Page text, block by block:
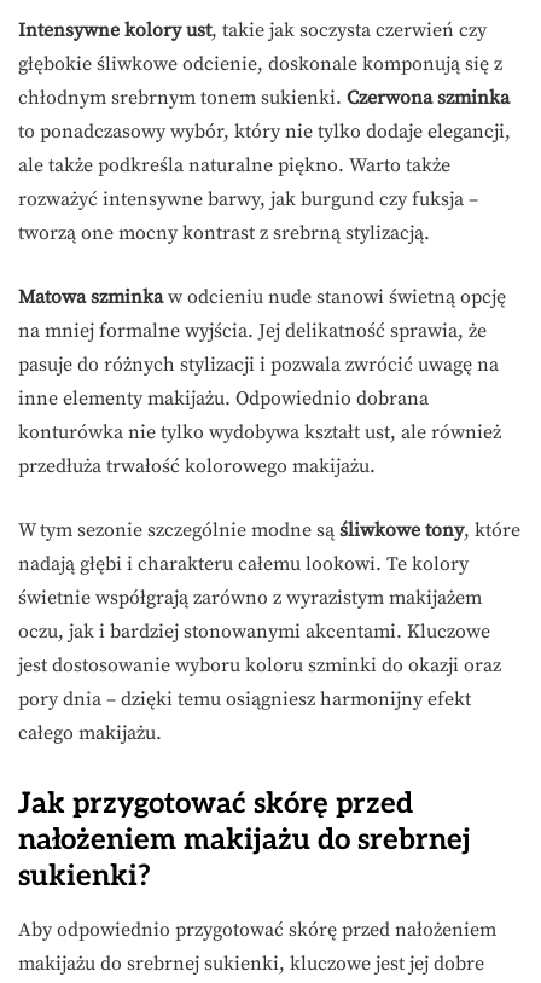
Intensywne kolory ust, takie jak soczysta czerwień czy
głębokie śliwkowe odcienie, doskonale komponują się z
chłodnym srebrnym tonem sukienki. Czerwona szminka
to ponadczasowy wybór, który nie tylko dodaje elegancji,
ale także podkreśla naturalne piękno. Warto także
rozważyć intensywne barwy, jak burgund czy fuksja –
tworzą one mocny kontrast z srebrną stylizacją.
Matowa szminkaw odcieniu nude stanowi świetną opcję
na mniej formalne wyjścia. Jej delikatność sprawia, że
pasuje do różnych stylizacji i pozwala zwrócić uwagę na
inne elementy makijażu. Odpowiednio dobrana
konturówka nie tylko wydobywa kształt ust, ale również
przedłuża trwałość kolorowego makijażu.
W tym sezonie szczególnie modne są śliwkowe tony, które
nadają głębi i charakteru całemu lookowi. Te kolory
świetnie współgrają zarówno z wyrazistym makijażem
oczu, jak i bardziej stonowanymi akcentami. Kluczowe
jest dostosowanie wyboru koloru szminki do okazji oraz
pory dnia – dzięki temu osiągniesz harmonijny efekt
całego makijażu.
Jak przygotować skórę przed
nałożeniem makijażu do srebrnej
sukienki?
Aby odpowiednio przygotować skórę przed nałożeniem
makijażu do srebrnej sukienki, kluczowe jest jej dobre